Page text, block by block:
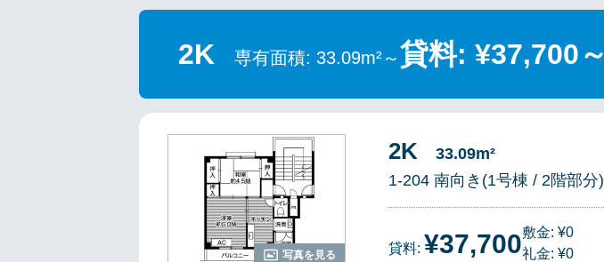
2K 専有面積: 33.09m²～貸料: ¥37,700～
写真を見る
2K
33.09m²
1-204 南向き(1号棟 / 2階部分)
貸料: ¥37,700敷金: ¥0
礼金: ¥0